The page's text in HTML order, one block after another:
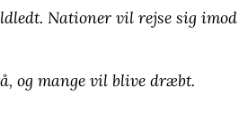
Nationer vil rejse sig
og mange vil blive dræbt.